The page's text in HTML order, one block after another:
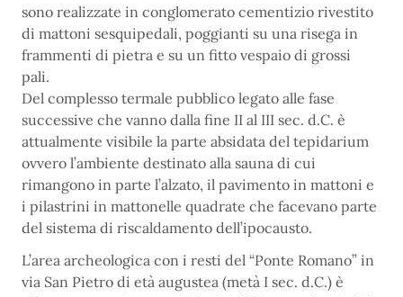
sono realizzate in conglomerato cementizio rivestito
di mattoni sesquipedali, poggianti su una risega in
frammenti di pietra e su un fitto vespaio di grossi
pali.
Del complesso termale pubblico legato alle fase
successive che vanno dalla fine II al III sec. d.C. è
attualmente visibile la parte absidata del tepidarium
ovvero l’ambiente destinato alla sauna di cui
rimangono in parte l’alzato, il pavimento in mattoni e
i pilastrini in mattonelle quadrate che facevano parte
del sistema di riscaldamento dell’ipocausto.
L’area archeologica con i resti del “Ponte Romano” in
via San Pietro di età augustea (metà I sec. d.C.) è